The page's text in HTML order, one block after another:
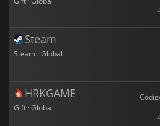
Steam
Steam · Global
HRKGAME
Gift · Global